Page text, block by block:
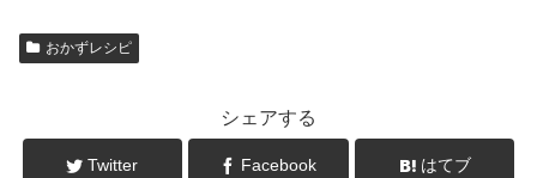
おかずレシピ
シェアする
Twitter Facebook はてブ